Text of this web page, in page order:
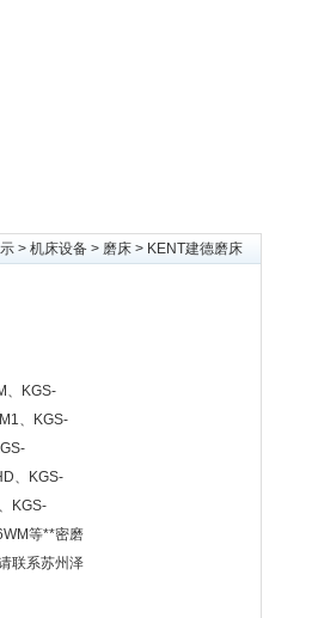
> 机床设备 > 磨床 > KENT建德磨床
、KGS-
、KGS-
、KGS-
KGS-
等**密磨
联系苏州泽